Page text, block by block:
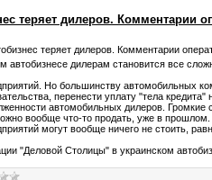
теряет дилеров. Комментарии
теряет дилеров. Комментарии
Но большинству автомобильных
перенести уплату "тела
автомобильных дилеров. Громкие
вообще что-то продать, уже в
могут вообще ничего не стоить,
"Деловой Столицы" в украинском